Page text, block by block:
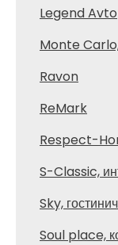
Legend Avto
Monte
Ravon
ReMark
Respect-
S-Classic,
Sky,
Soul place,